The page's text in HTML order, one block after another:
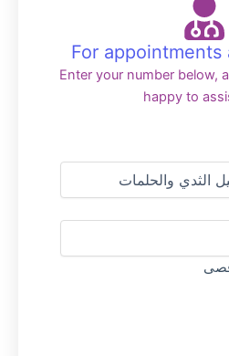
For appointments
Enter your number below,
happy to